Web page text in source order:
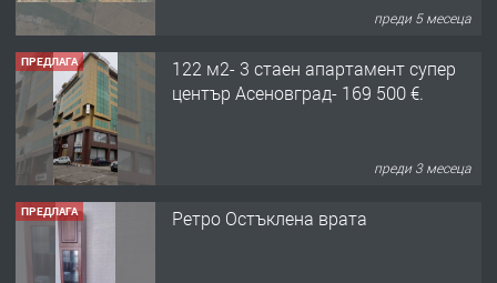
преди 5 месеца
ПРЕДЛАГА
122 м2- 3 стаен апартамент супер
център Асеновград- 169 500 €.
преди 3 месеца
ПРЕДЛАГА Ретро Остъклена врата